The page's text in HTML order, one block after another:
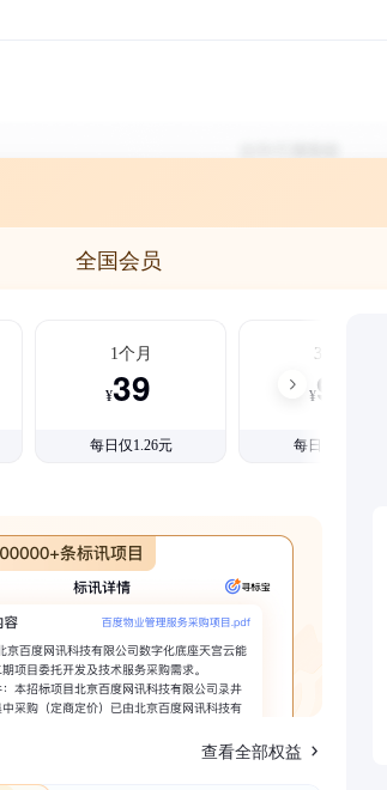
全国会员
1个月
¥39
每日仅1.26元
3个月
¥99
每日仅1.08元
查看全部权益